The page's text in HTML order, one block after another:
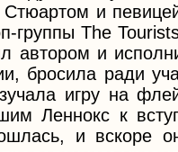
и
группы The
автором и
бросила ради
игру на
Леннокс к
и вскоре